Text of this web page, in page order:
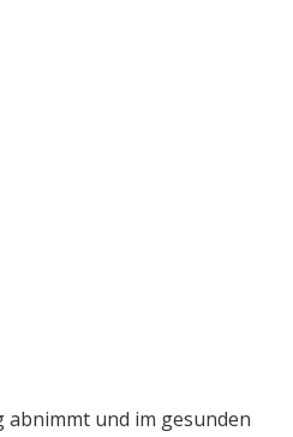
abnimmt und im gesunden